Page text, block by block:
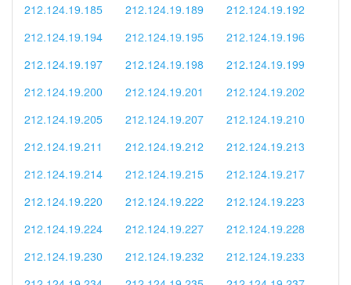
212.124.19.185
212.124.19.189
212.124.19.192
212.124.19.194
212.124.19.195
212.124.19.196
212.124.19.197
212.124.19.198
212.124.19.199
212.124.19.200
212.124.19.201
212.124.19.202
212.124.19.205
212.124.19.207
212.124.19.210
212.124.19.211
212.124.19.212
212.124.19.213
212.124.19.214
212.124.19.215
212.124.19.217
212.124.19.220
212.124.19.222
212.124.19.223
212.124.19.224
212.124.19.227
212.124.19.228
212.124.19.230
212.124.19.232
212.124.19.233